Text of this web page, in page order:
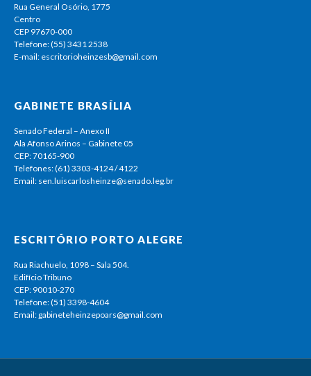
Rua General Osório, 1775
Centro
CEP 97670-000
Telefone: (55) 3431 2538
E-mail: escritorioheinzesb@gmail.com
GABINETE BRASÍLIA
Senado Federal – Anexo II
Ala Afonso Arinos – Gabinete 05
CEP: 70165-900
Telefones: (61) 3303-4124 / 4122
Email: sen.luiscarlosheinze@senado.leg.br
ESCRITÓRIO PORTO ALEGRE
Rua Riachuelo, 1098 – Sala 504.
Edifício Tribuno
CEP: 90010-270
Telefone: (51) 3398-4604
Email: gabineteheinzepoars@gmail.com